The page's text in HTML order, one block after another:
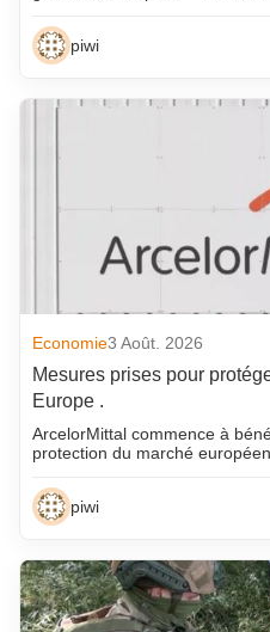
piwi
Economie3 Août. 2026
Mesures prises pour
Europe .
ArcelorMittal commence à
protection du marché
piwi